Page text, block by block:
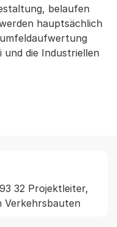
belaufen
hauptsächlich
und die Industriellen
32 Projektleiter,
Verkehrsbauten